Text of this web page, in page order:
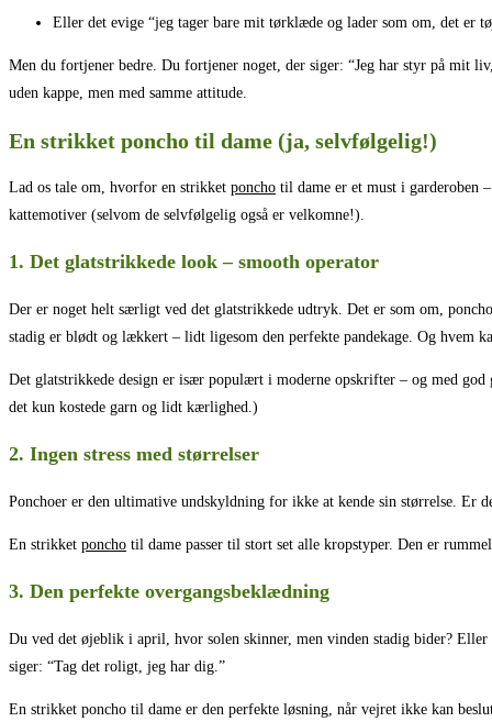
Eller det evige “jeg tager bare mit tørklæde og lader som om, det er
Men du fortjener bedre. Du fortjener noget, der siger: “Jeg har styr på mit
uden kappe, men med samme attitude.
En strikket poncho til dame (ja, selvfølgelig!)
Lad os tale om, hvorfor en strikket poncho til dame er et must i garderoben
kattemotiver (selvom de selvfølgelig også er velkomne!).
1. Det glatstrikkede look – smooth operator
Der er noget helt særligt ved det glatstrikkede udtryk. Det er som om,
stadig er blødt og lækkert – lidt ligesom den perfekte pandekage. Og hvem
Det glatstrikkede design er især populært i moderne opskrifter – og med
det kun kostede garn og lidt kærlighed.)
2. Ingen stress med størrelser
Ponchoer er den ultimative undskyldning for ikke at kende sin størrelse. Er
En strikket poncho til dame passer til stort set alle kropstyper. Den er
3. Den perfekte overgangsbeklædning
Du ved det øjeblik i april, hvor solen skinner, men vinden stadig bider?
siger: “Tag det roligt, jeg har dig.”
En strikket poncho til dame er den perfekte løsning, når vejret ikke kan